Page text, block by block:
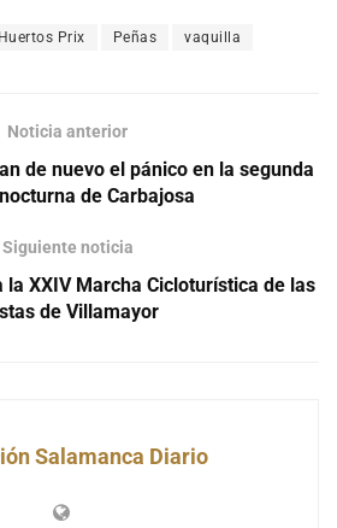
Huertos Prix Peñas vaquilla
Noticia anterior
de nuevo el pánico en la segunda
de Carbajosa
Siguiente noticia
la XXIV Marcha Cicloturística de las
de Villamayor
Salamanca Diario